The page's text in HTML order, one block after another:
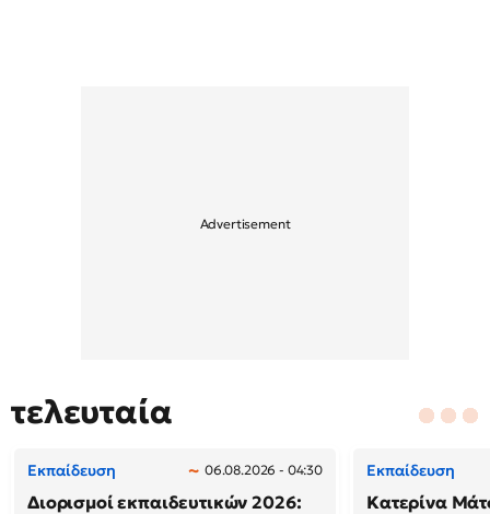
τελευταία
Εκπαίδευση 06.08.2026 - 04:30
Διορισμοί εκπαιδευτικών 2026:
Εκπαίδευση
Κατερίνα